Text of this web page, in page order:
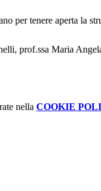
per tenere aperta la
prof.ssa Maria
nella COOKIE